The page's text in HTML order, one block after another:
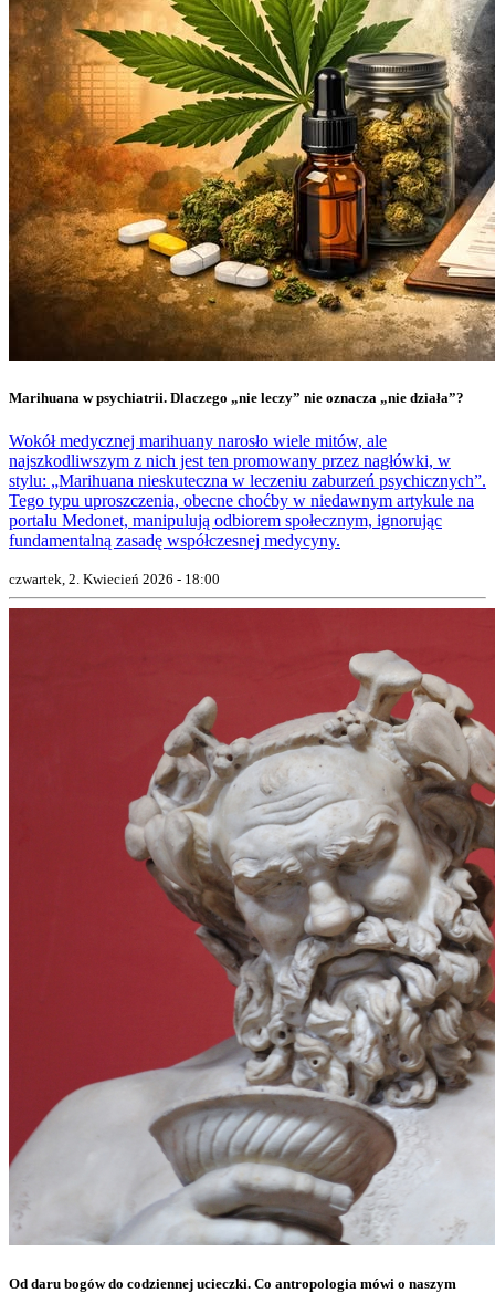
Marihuana w psychiatrii. Dlaczego „nie leczy” nie oznacza „nie działa”?
Wokół medycznej marihuany narosło wiele mitów, ale
najszkodliwszym z nich jest ten promowany przez nagłówki, w
stylu: „Marihuana nieskuteczna w leczeniu zaburzeń psychicznych”.
Tego typu uproszczenia, obecne choćby w niedawnym artykule na
portalu Medonet, manipulują odbiorem społecznym, ignorując
fundamentalną zasadę współczesnej medycyny.
czwartek, 2. Kwiecień 2026 - 18:00
Od daru bogów do codziennej ucieczki. Co antropologia mówi o naszym